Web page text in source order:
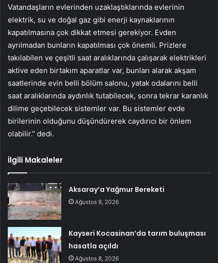
Vatandaşların evlerinden uzaklaştıklarında evlerinin
elektrik, su ve doğal gaz gibi enerji kaynaklarının
kapatılmasına çok dikkat etmesi gerekiyor. Evden
ayrılmadan bunların kapatılması çok önemli. Prizlere
takılabilen ve çeşitli saat aralıklarında çalışarak elektrikleri
aktive eden birtakım aparatlar var, bunları alarak akşam
saatlerinde evin belli bölüm salonu, yatak odalarını belli
saat aralıklarında aydınlık tutabilecek, sonra tekrar karanlık
dilime geçebilecek sistemler var. Bu sistemler evde
birilerinin olduğunu düşündürerek caydırıcı bir önlem
olabilir.” dedi.
İlgili Makaleler
Aksaray’a Yağmur Bereketi
Ağustos 8, 2026
Kayseri Kocasinan’da tarım buluşması
hasatla açıldı
Ağustos 8, 2026